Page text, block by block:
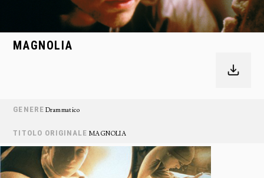
MAGNOLIA
GENERE Drammatico
TITOLO ORIGINALE MAGNOLIA